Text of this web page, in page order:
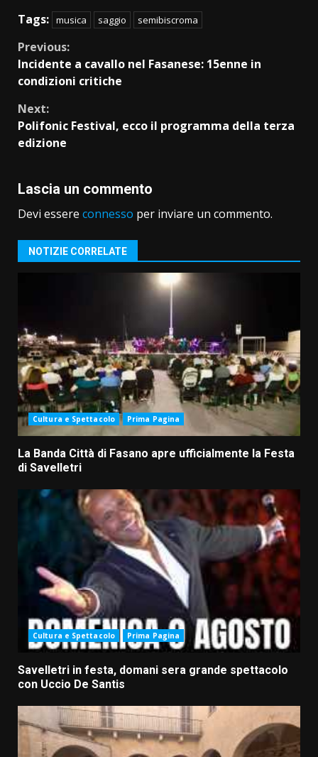
Tags: musica saggio semibiscroma
Continue
Reading
Previous:
Incidente a cavallo nel Fasanese: 15enne in
condizioni critiche
Next:
Polifonic Festival, ecco il programma della terza
edizione
Lascia un commento
Devi essere connesso per inviare un commento.
NOTIZIE CORRELATE
Cultura e Spettacolo Prima Pagina
La Banda Città di Fasano apre ufficialmente la Festa
di Savelletri
Cultura e Spettacolo Prima Pagina
Savelletri in festa, domani sera grande spettacolo
con Uccio De Santis